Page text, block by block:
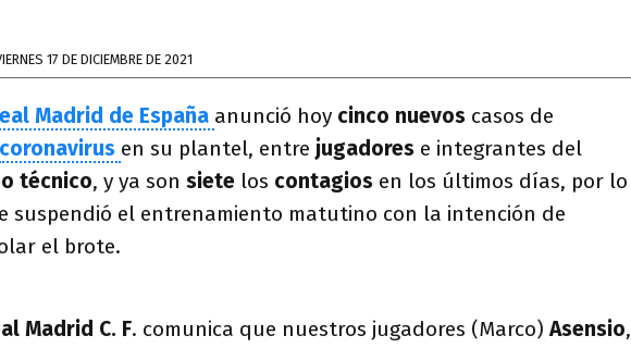
17 DE DICIEMBRE DE 2021
eal Madrid de España anunció hoy cinco nuevos casos de
coronavirus en su plantel, entre jugadores e integrantes del
técnico, y ya son siete los contagios en los últimos días, por lo
suspendió el entrenamiento matutino con la intención de
el brote.
Madrid C. F. comunica que nuestros jugadores (Marco)Asensio,